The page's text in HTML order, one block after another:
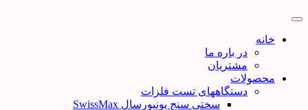
خانه
در باره ما
مشتریان
محصولات
دستگاههای تست فلزات
سختی سنج یونیورسال SwissMax